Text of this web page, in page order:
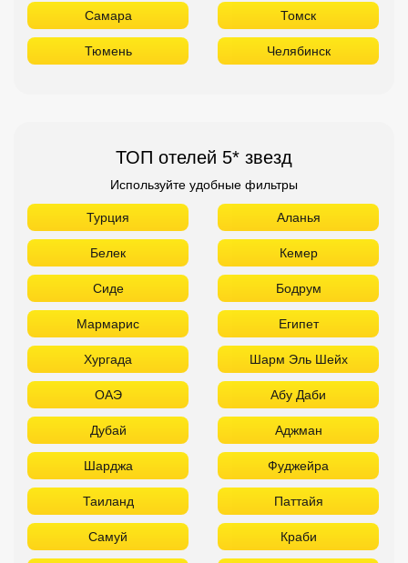
Самара Томск
Тюмень Челябинск
ТОП отелей 5* звезд
Используйте удобные фильтры
Турция Аланья
Белек Кемер
Сиде Бодрум
Мармарис Египет
Хургада Шарм Эль Шейх
ОАЭ Абу Даби
Дубай Аджман
Шарджа Фуджейра
Таиланд Паттайя
Самуй Краби